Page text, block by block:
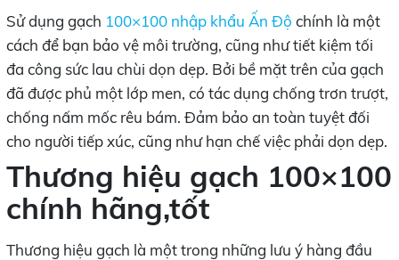
Sử dụng gạch 100×100 nhập khẩu Ấn Độ chính là một
cách để bạn bảo vệ môi trường, cũng như tiết kiệm tối
đa công sức lau chùi dọn dẹp. Bởi bề mặt trên của gạch
đã được phủ một lớp men, có tác dụng chống trơn trượt,
chống nấm mốc rêu bám. Đảm bảo an toàn tuyệt đối
cho người tiếp xúc, cũng như hạn chế việc phải dọn dẹp.
Thương hiệu gạch 100×100
chính hãng,tốt
Thương hiệu gạch là một trong những lưu ý hàng đầu